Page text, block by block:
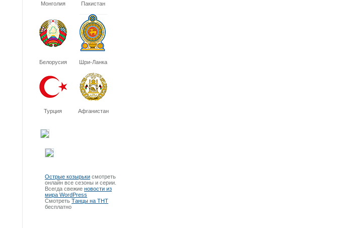
Монголия Пакистан
Белорусия Шри-Ланка
Турция Афганистан
Острые козырьки смотреть
онлайн все сезоны и серии.
Всегда свежие новости из
мира WordPress
Смотреть Танцы на ТНТ
бесплатно